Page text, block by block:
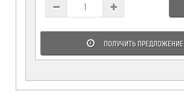
ПОЛУЧИТЬ ПРЕДЛОЖЕНИЕ